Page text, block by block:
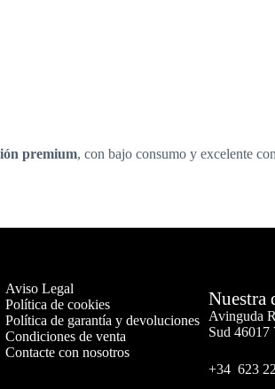
premium, con bajo consumo y excelente
Aviso Legal
Política de cookies
Política de garantía y devoluciones
Condiciones de venta
Contacte con nosotros
Nuestra
Avinguda
Sud
+34 623